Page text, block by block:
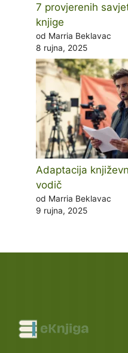
7 provjerenih
knjige
od Marria Beklavac
8 rujna, 2025
Adaptacija
vodič
od Marria Beklavac
9 rujna, 2025